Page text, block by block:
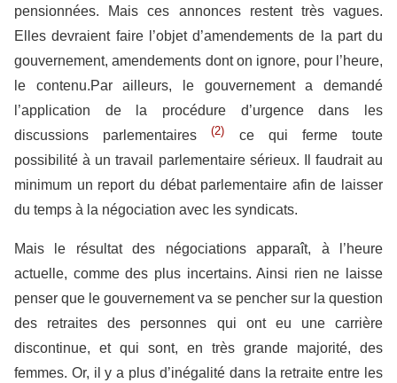
pensionnées. Mais ces annonces restent très vagues.
Elles devraient faire l’objet d’amendements de la part du
gouvernement, amendements dont on ignore, pour l’heure,
le contenu.Par ailleurs, le gouvernement a demandé
l’application de la procédure d’urgence dans les
discussions parlementaires(2) ce qui ferme toute
possibilité à un travail parlementaire sérieux. Il faudrait au
minimum un report du débat parlementaire afin de laisser
du temps à la négociation avec les syndicats.
Mais le résultat des négociations apparaît, à l’heure
actuelle, comme des plus incertains. Ainsi rien ne laisse
penser que le gouvernement va se pencher sur la question
des retraites des personnes qui ont eu une carrière
discontinue, et qui sont, en très grande majorité, des
femmes. Or, il y a plus d’inégalité dans la retraite entre les